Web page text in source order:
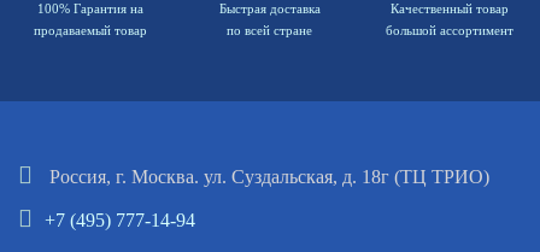
100% Гарантия на
продаваемый товар
Быстрая доставка
по всей стране
Качественный товар
большой ассортимент
Россия, г. Москва. ул. Суздальская, д. 18г (ТЦ ТРИО)
+7 (495) 777-14-94